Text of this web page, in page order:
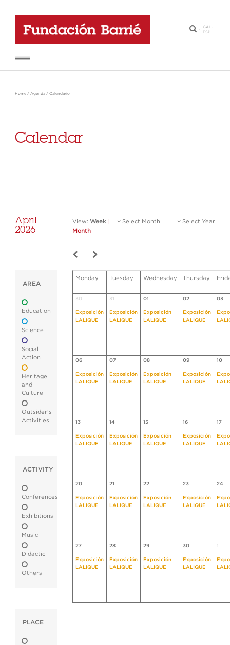
·
GAL-
ESP
Home / Agenda / Calendario
Calendar
April
2026
View: Week
Month
Select Month Select Year
AREA
Education
Science
Social
Action
Heritage
and
Culture
Outsider's
Activities
ACTIVITY
Conferences
Exhibitions
Music
Didactic
Others
PLACE
Monday Tuesday Wednesday Thursday
30
Exposición
LALIQUE
31
Exposición
LALIQUE
01
Exposición
LALIQUE
02
Exposición
LALIQUE
03
06
Exposición
LALIQUE
07
Exposición
LALIQUE
08
Exposición
LALIQUE
09
Exposición
LALIQUE
10
13
Exposición
LALIQUE
14
Exposición
LALIQUE
15
Exposición
LALIQUE
16
Exposición
LALIQUE
17
20
Exposición
LALIQUE
21
Exposición
LALIQUE
22
Exposición
LALIQUE
23
Exposición
LALIQUE
24
27
Exposición
LALIQUE
28
Exposición
LALIQUE
29
Exposición
LALIQUE
30
Exposición
LALIQUE